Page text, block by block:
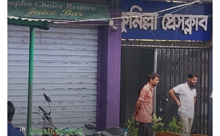
v
i
g
a
t
i
o
n
In Uncategorized